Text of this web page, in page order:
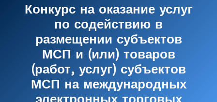
Конкурс на оказание услуг
по содействию в
размещении субъектов
МСП и (или) товаров
(работ, услуг) субъектов
МСП на международных